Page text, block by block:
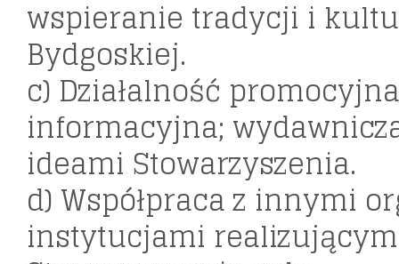
wspieranie tradycji i
Bydgoskiej.
c) Działalność
informacyjna;
ideami Stowarzyszenia.
d) Współpraca z innymi
instytucjami